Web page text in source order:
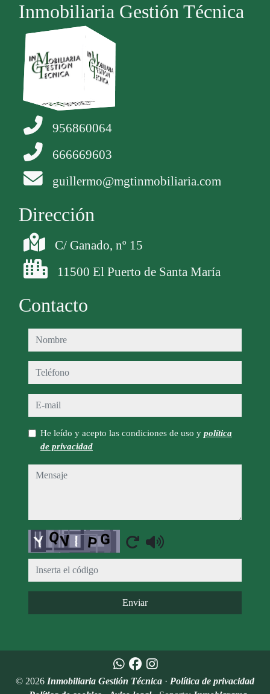
Inmobiliaria Gestión Técnica
956860064
666669603
guillermo@mgtinmobiliaria.com
Dirección
C/ Ganado, nº 15
11500 El Puerto de Santa María
Contacto
nombre
teléfono
e-mail
He leído y acepto las condiciones de uso y política
de privacidad
mensaje
Captcha
Enviar
© 2026 Inmobiliaria Gestión Técnica · Política de privacidad